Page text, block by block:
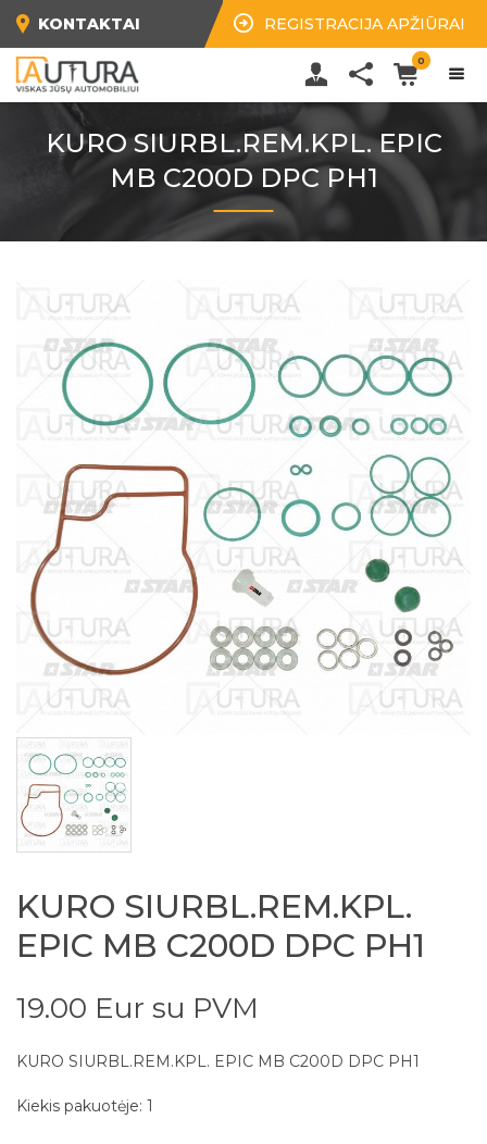
KONTAKTAI REGISTRACIJA APŽIŪRAI
0
KURO SIURBL.REM.KPL. EPIC
MB C200D DPC PH1
KURO SIURBL.REM.KPL.
EPIC MB C200D DPC PH1
19.00 Eur su PVM
KURO SIURBL.REM.KPL. EPIC MB C200D DPC PH1
Kiekis pakuotėje: 1